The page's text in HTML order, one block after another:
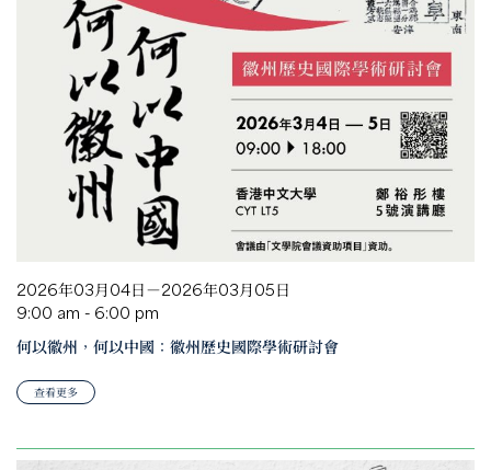
2026年03月04日－2026年03月05日
9:00 am - 6:00 pm
何以徽州，何以中國：徽州歷史國際學術研討會
查看更多